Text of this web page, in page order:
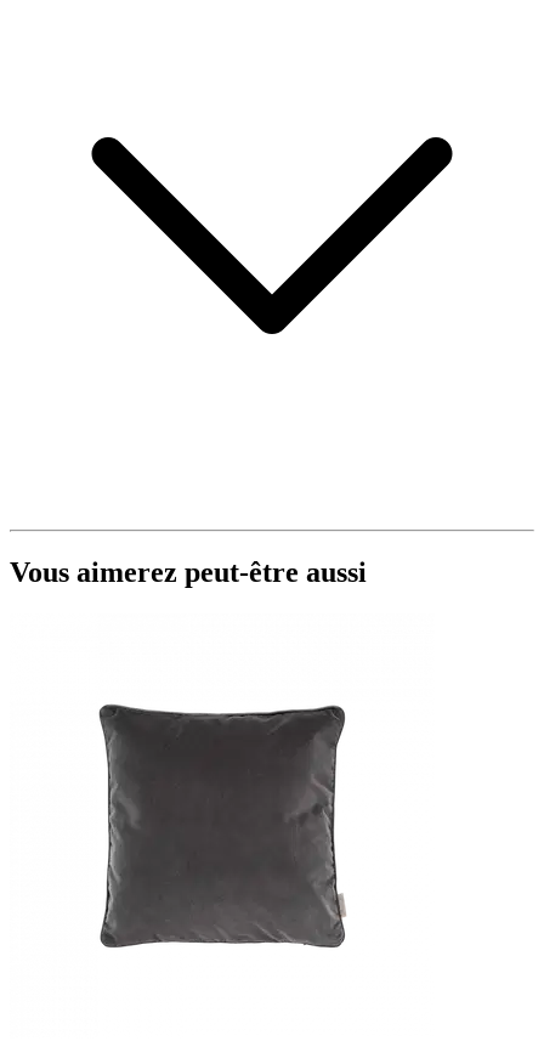
Vous aimerez peut-être aussi